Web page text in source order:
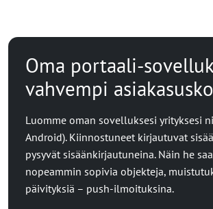
Oma portaali-
vahvempi
Luomme oman sovelluksesi yrityksesi
Android). Kiinnostuneet kirjautuvat
pysyvät sisäänkirjautuneina. Näin he
nopeammin sopivia objekteja,
päivityksiä – push-ilmoituksina.